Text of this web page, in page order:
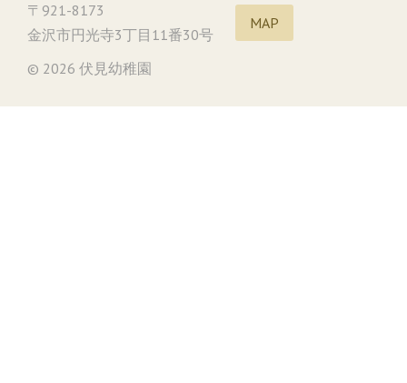
〒921-8173
金沢市円光寺3丁目11番30号
MAP
© 2026 伏見幼稚園